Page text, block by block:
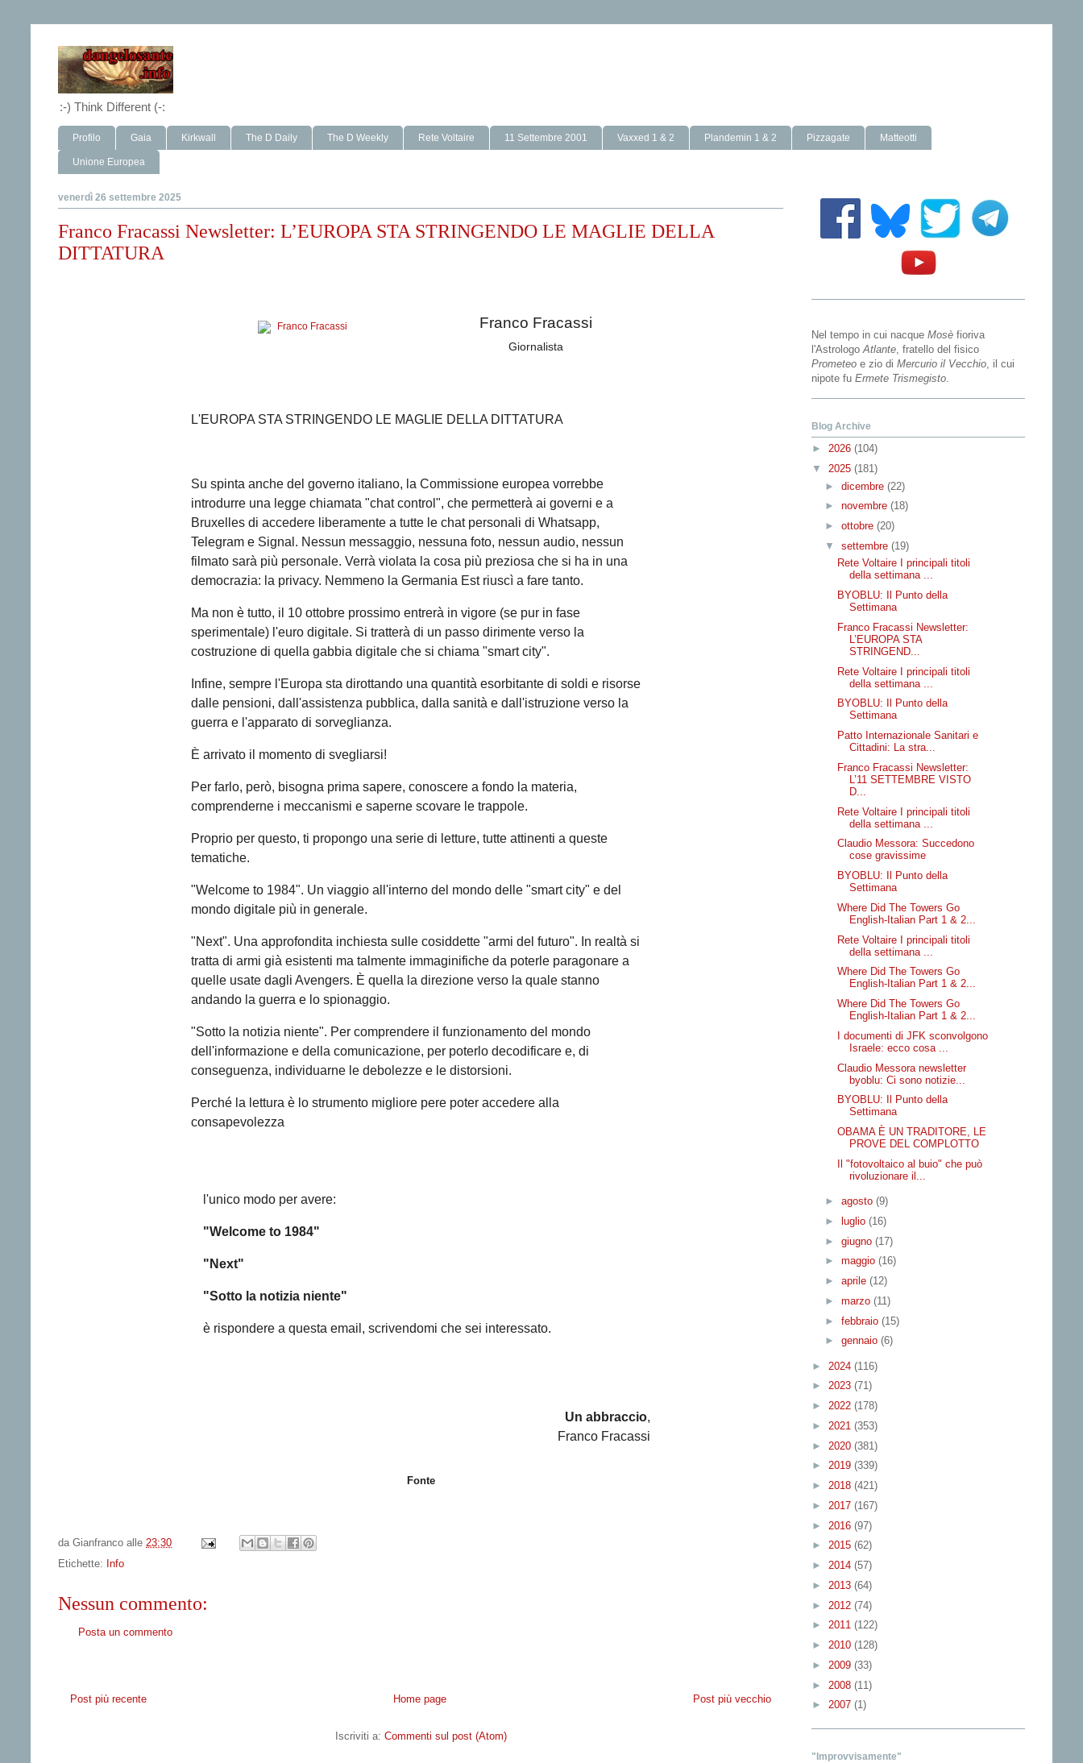
:-) Think Different (-:
Profilo Gaia Kirkwall The D Daily The D Weekly Rete Voltaire 11 Settembre 2001 Vaxxed 1 & 2 Plandemin 1 & 2 Pizzagate Matteotti
Unione Europea
venerdì 26 settembre 2025
Franco Fracassi Newsletter: L’EUROPA STA STRINGENDO LE MAGLIE DELLA
DITTATURA
Franco Fracassi
Giornalista
L'EUROPA STA STRINGENDO LE MAGLIE DELLA DITTATURA
Su spinta anche del governo italiano, la Commissione europea vorrebbe
introdurre una legge chiamata "chat control", che permetterà ai governi e a
Bruxelles di accedere liberamente a tutte le chat personali di Whatsapp,
Telegram e Signal. Nessun messaggio, nessuna foto, nessun audio, nessun
filmato sarà più personale. Verrà violata la cosa più preziosa che si ha in una
democrazia: la privacy. Nemmeno la Germania Est riuscì a fare tanto.
Ma non è tutto, il 10 ottobre prossimo entrerà in vigore (se pur in fase
sperimentale) l'euro digitale. Si tratterà di un passo dirimente verso la
costruzione di quella gabbia digitale che si chiama "smart city".
Infine, sempre l'Europa sta dirottando una quantità esorbitante di soldi e risorse
dalle pensioni, dall'assistenza pubblica, dalla sanità e dall'istruzione verso la
guerra e l'apparato di sorveglianza.
È arrivato il momento di svegliarsi!
Per farlo, però, bisogna prima sapere, conoscere a fondo la materia,
comprenderne i meccanismi e saperne scovare le trappole.
Proprio per questo, ti propongo una serie di letture, tutte attinenti a queste
tematiche.
"Welcome to 1984". Un viaggio all'interno del mondo delle "smart city" e del
mondo digitale più in generale.
"Next". Una approfondita inchiesta sulle cosiddette "armi del futuro". In realtà si
tratta di armi già esistenti ma talmente immaginifiche da poterle paragonare a
quelle usate dagli Avengers. È quella la direzione verso la quale stanno
andando la guerra e lo spionaggio.
"Sotto la notizia niente". Per comprendere il funzionamento del mondo
dell'informazione e della comunicazione, per poterlo decodificare e, di
conseguenza, individuarne le debolezze e le distorsioni.
Perché la lettura è lo strumento migliore pere poter accedere alla
consapevolezza
l'unico modo per avere:
"Welcome to 1984"
"Next"
"Sotto la notizia niente"
è rispondere a questa email, scrivendomi che sei interessato.
Un abbraccio,
Franco Fracassi
Fonte
da Gianfranco alle 23:30
Etichette: Info
Nessun commento:
Posta un commento
Post più recente Post più vecchio
Home page
Iscriviti a: Commenti sul post (Atom)
Nel tempo in cui nacque Mosè fioriva
l'Astrologo Atlante , fratello del fisico
Prometeo e zio di Mercurio il Vecchio , il cui
nipote fu Ermete Trismegisto
Blog Archive
► 2026 (104)
▼ 2025 (181)
► dicembre (22)
► novembre (18)
► ottobre (20)
▼ settembre (19)
Rete Voltaire I principali titoli
della settimana ...
BYOBLU: Il Punto della
Settimana
Franco Fracassi Newsletter:
L’EUROPA STA
STRINGEND...
Rete Voltaire I principali titoli
della settimana ...
BYOBLU: Il Punto della
Settimana
Patto Internazionale Sanitari e
Cittadini: La stra...
Franco Fracassi Newsletter:
L’11 SETTEMBRE VISTO
D...
Rete Voltaire I principali titoli
della settimana ...
Claudio Messora: Succedono
cose gravissime
BYOBLU: Il Punto della
Settimana
Where Did The Towers Go
English-Italian Part 1 & 2...
Rete Voltaire I principali titoli
della settimana ...
Where Did The Towers Go
English-Italian Part 1 & 2...
Where Did The Towers Go
English-Italian Part 1 & 2...
I documenti di JFK sconvolgono
Israele: ecco cosa ...
Claudio Messora newsletter
byoblu: Ci sono notizie...
BYOBLU: Il Punto della
Settimana
OBAMA È UN TRADITORE, LE
PROVE DEL COMPLOTTO
Il "fotovoltaico al buio" che può
rivoluzionare il...
► agosto (9)
►
luglio (16)
► giugno (17)
► maggio (16)
► aprile (12)
► marzo (11)
► febbraio (15)
► gennaio (6)
► 2024 (116)
► 2023 (71)
► 2022 (178)
► 2021 (353)
► 2020 (381)
► 2019 (339)
► 2018 (421)
► 2017 (167)
► 2016 (97)
► 2015 (62)
► 2014 (57)
► 2013 (64)
► 2012 (74)
► 2011 (122)
► 2010 (128)
► 2009 (33)
► 2008 (11)
► 2007 (1)
"Improvvisamente"